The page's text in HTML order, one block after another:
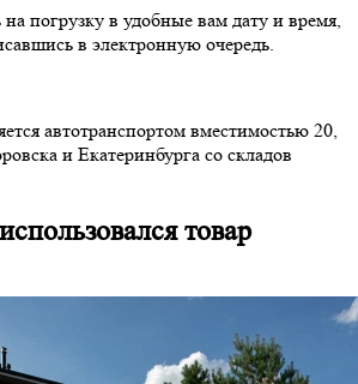
погрузку в удобные вам дату и время,
в электронную очередь.
автотранспортом вместимостью 20,
и Екатеринбурга со складов
товар